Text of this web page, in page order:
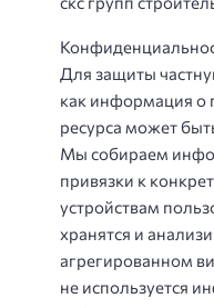
Для защиты
как информация о
ресурса может
Мы собираем
привязки к
устройствам
хранятся и
агрегированном
не используется